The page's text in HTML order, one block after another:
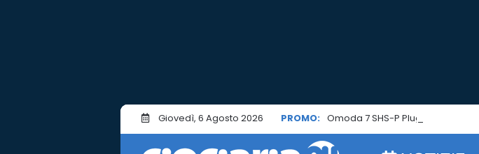
Giovedì, 6 Agosto 2026 PROMO: